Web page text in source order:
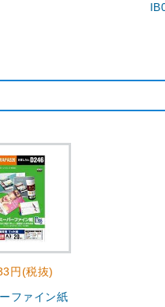
円(税抜)
ファイン紙